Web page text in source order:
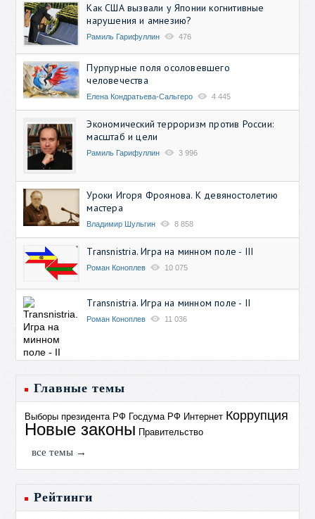
Как США вызвали у Японии когнитивные
нарушения и амнезию?
Рамиль Гарифуллин 476
Пурпурные поля осоловевшего
человечества
Елена Кондратьева-Сальгеро 4 445
Экономический терроризм против России:
масштаб и цели
Рамиль Гарифуллин 3 996
Уроки Игоря Фроянова. К девяностолетию
мастера
Владимир Шульгин 8 858
Transnistria. Игра на минном поле - III
Роман Коноплев 10 075
Transnistria. Игра на минном поле - II
Роман Коноплев 11 036
Главные темы
Выборы президента РФ Госдума РФ Интернет Коррупция
Новые законы Правительство
все темы →
Рейтинги